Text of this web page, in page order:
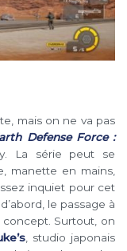
mais on ne va pas
Defense Force :
La série peut se
manette en mains,
inquiet pour cet
le passage à
concept. Surtout, on
, studio japonais